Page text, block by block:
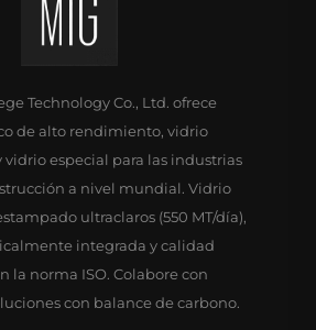
Technology Co., Ltd. ofrece
de alto rendimiento, vidrio
especial para las industrias
a nivel mundial. Vidrio
ultraclaros (550 MT/día),
integrada y calidad
la norma ISO. Colabore con
con balance de carbono.